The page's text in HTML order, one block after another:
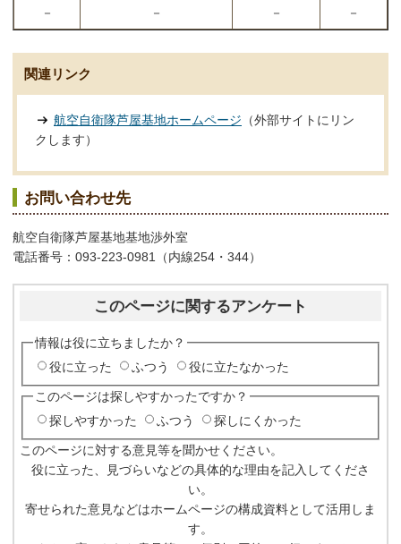
－ － － －
関連リンク
航空自衛隊芦屋基地ホームページ （外部サイトにリン
クします）
お問い合わせ先
航空自衛隊芦屋基地基地渉外室
電話番号：093‐223‐0981（内線254・344）
このページに関するアンケート
情報は役に立ちましたか？
役に立った
ふつう 役に立たなかった
このページは探しやすかったですか？
探しやすかった
ふつう 探しにくかった
このページに対する意見等を聞かせください。
役に立った、見づらいなどの具体的な理由を記入してくださ
い。
寄せられた意見などはホームページの構成資料として活用しま
す。